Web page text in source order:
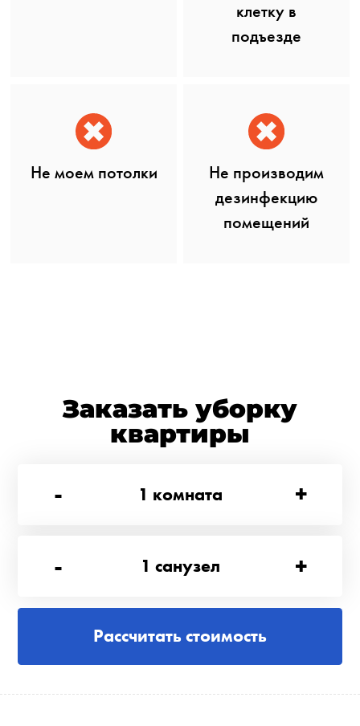
клетку в
подъезде
Не моем потолки
Не производим
дезинфекцию
помещений
Заказать уборку
квартиры
-
1 комната +
- 1 санузел +
Рассчитать стоимость